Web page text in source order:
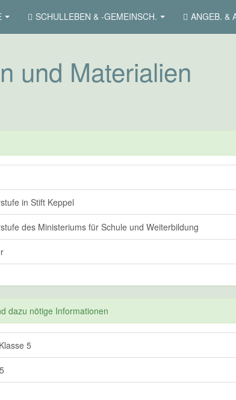
SCHULLEBEN & -GEMEINSCH. ANGEB. &
und Materialien
in Stift Keppel
des Ministeriums für Schule und Weiterbildung
dazu nötige Informationen
5